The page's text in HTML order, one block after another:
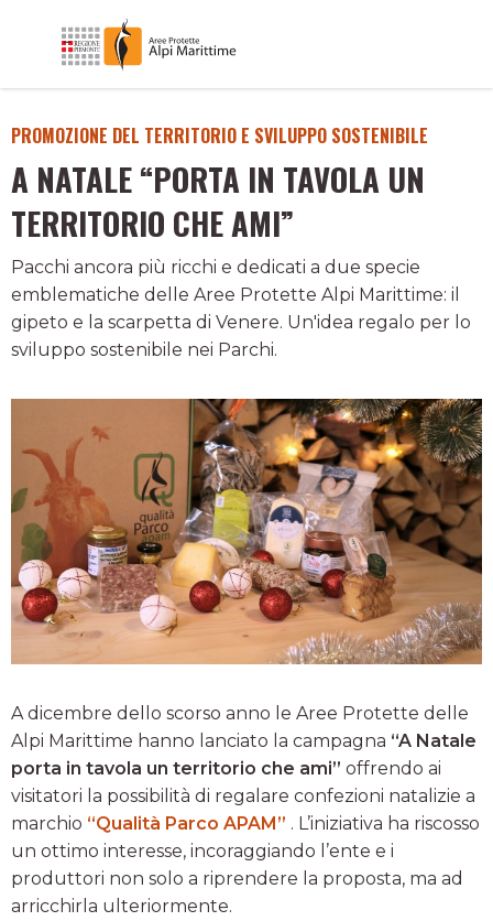
PROMOZIONE DEL TERRITORIO E SVILUPPO SOSTENIBILE
A NATALE “PORTA IN TAVOLA UN
TERRITORIO CHE AMI”
Pacchi ancora più ricchi e dedicati a due specie
emblematiche delle Aree Protette Alpi Marittime: il
gipeto e la scarpetta di Venere. Un'idea regalo per lo
sviluppo sostenibile nei Parchi.
A dicembre dello scorso anno le Aree Protette delle
Alpi Marittime hanno lanciato la campagna “A Natale
porta in tavola un territorio che ami” offrendo ai
visitatori la possibilità di regalare confezioni natalizie a
marchio “Qualità Parco APAM” . L’iniziativa ha riscosso
un ottimo interesse, incoraggiando l’ente e i
produttori non solo a riprendere la proposta, ma ad
arricchirla ulteriormente.